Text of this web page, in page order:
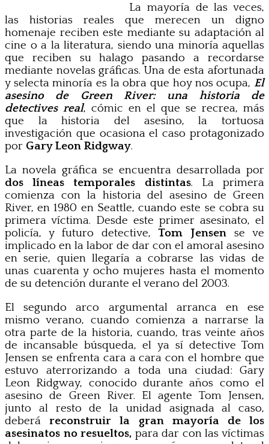
La mayoría de las veces,
las historias reales que merecen un digno
homenaje reciben este mediante su adaptación al
cine o a la literatura, siendo una minoría aquellas
que reciben su halago pasando a recordarse
mediante novelas gráficas. Una de esta afortunada
y selecta minoría es la obra que hoy nos ocupa, El
asesino de Green River: una historia de
detectives real, cómic en el que se recrea, más
que la historia del asesino, la tortuosa
investigación que ocasiona el caso protagonizado
por Gary Leon Ridgway.
La novela gráfica se encuentra desarrollada por
dos líneas temporales distintas. La primera
comienza con la historia del asesino de Green
River, en 1980 en Seattle, cuando este se cobra su
primera víctima. Desde este primer asesinato, el
policía, y futuro detective, Tom Jensen se ve
implicado en la labor de dar con el amoral asesino
en serie, quien llegaría a cobrarse las vidas de
unas cuarenta y ocho mujeres hasta el momento
de su detención durante el verano del 2003.
El segundo arco argumental arranca en ese
mismo verano, cuando comienza a narrarse la
otra parte de la historia, cuando, tras veinte años
de incansable búsqueda, el ya sí detective Tom
Jensen se enfrenta cara a cara con el hombre que
estuvo aterrorizando a toda una ciudad: Gary
Leon Ridgway, conocido durante años como el
asesino de Green River. El agente Tom Jensen,
junto al resto de la unidad asignada al caso,
deberáreconstruir la gran mayoría de los
asesinatos no resueltos, para dar con las víctimas